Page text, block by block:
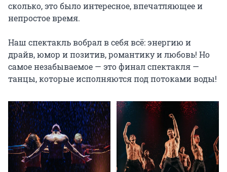
сколько, это было интересное, впечатляющее и
непростое время.
Наш спектакль вобрал в себя всё: энергию и
драйв, юмор и позитив, романтику и любовь! Но
самое незабываемое — это финал спектакля —
танцы, которые исполняются под потоками воды!